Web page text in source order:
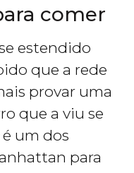
comer
estendido
que a rede
provar uma
que a viu se
um dos
para